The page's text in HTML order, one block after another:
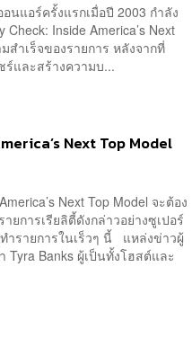
นแอร์ครั้งแรกเมื่อปี 2003 กำลัง
Inside America’s Next
สำเร็จของรายการ หลังจากที่
ร์และสร้างความบ...
Next Top Model
Next Top Model จะต้อง
ยการเรียลิตี้ดังกล่าวอย่างซูเปอร์
ำรายการในเร็วๆ นี้ แหล่งข่าวผู้
Tyra Banks ผู้เป็นทั้งโฮสต์และ